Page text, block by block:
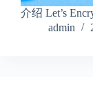
介绍 Let’s
admin